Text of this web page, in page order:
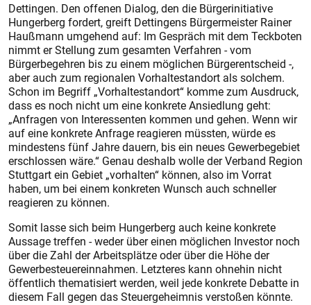
Dettingen. Den offenen Dialog, den die Bürgerinitiative
Hungerberg fordert, greift Dettingens Bürgermeister Rainer
Haußmann umgehend auf: Im Gespräch mit dem Teckboten
nimmt er Stellung zum gesamten Verfahren - vom
Bürgerbegehren bis zu einem möglichen Bürgerentscheid -,
aber auch zum regionalen Vorhaltestandort als solchem.
Schon im Begriff „Vorhaltestandort“ komme zum Ausdruck,
dass es noch nicht um eine konkrete Ansiedlung geht:
„Anfragen von Interessenten kommen und gehen. Wenn wir
auf eine konkrete Anfrage reagieren müssten, würde es
mindestens fünf Jahre dauern, bis ein neues Gewerbegebiet
erschlossen wäre.“ Genau deshalb wolle der Verband Region
Stuttgart ein Gebiet „vorhalten“ können, also im Vorrat
haben, um bei einem konkreten Wunsch auch schneller
reagieren zu können.
Somit lasse sich beim Hungerberg auch keine konkrete
Aussage treffen - weder über einen möglichen Investor noch
über die Zahl der Arbeitsplätze oder über die Höhe der
Gewerbesteuereinnahmen. Letzteres kann ohnehin nicht
öffentlich thematisiert werden, weil jede konkrete Debatte in
diesem Fall gegen das Steuergeheimnis verstoßen könnte.